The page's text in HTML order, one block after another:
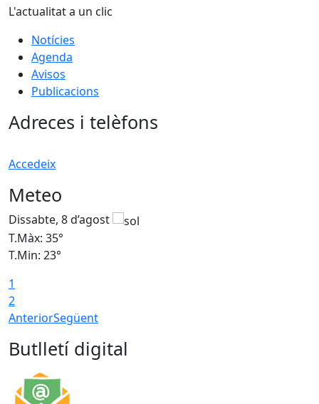
L'actualitat a un clic
Notícies
Agenda
Avisos
Publicacions
Adreces i telèfons
Accedeix
Meteo
Dissabte, 8 d’agost
T.Màx: 35°
T.Min: 23°
1
2
AnteriorSegüent
Butlletí digital